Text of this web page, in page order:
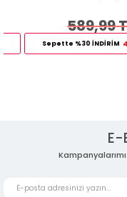
589,99 TL
Sepette %30 İNDİRİM
E-